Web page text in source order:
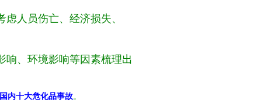
虑人员伤亡、经济损失、
响、环境影响等因素梳理出
内十大危化品事故。